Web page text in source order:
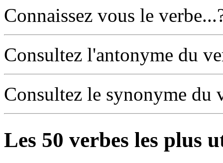
Connaissez vous le
Consultez l'antonyme du
Consultez le synonyme du
Les 50 verbes les plus